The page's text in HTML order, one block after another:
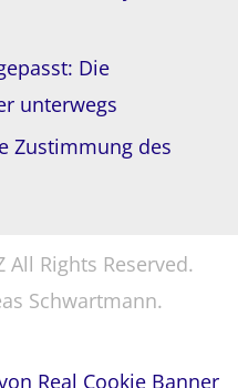
Die
unterwegs
Zustimmung des
Rights Reserved.
Schwartmann.
Real Cookie Banner